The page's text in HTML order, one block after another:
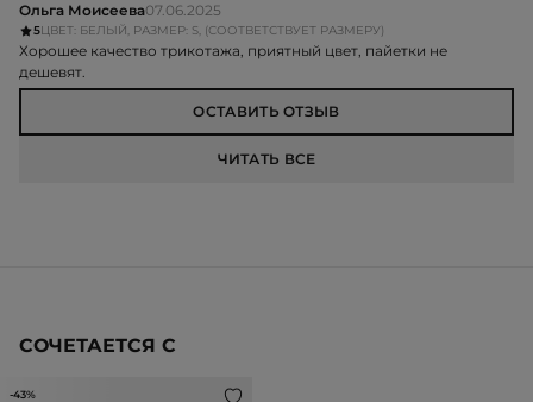
Ольга Моисеева07.06.2025
5ЦВЕТ: БЕЛЫЙ, РАЗМЕР: S, (СООТВЕТСТВУЕТ РАЗМЕРУ)
Хорошее качество трикотажа, приятный цвет, пайетки не
дешевят.
ОСТАВИТЬ ОТЗЫВ
ЧИТАТЬ ВСЕ
СОЧЕТАЕТСЯ С
-43%